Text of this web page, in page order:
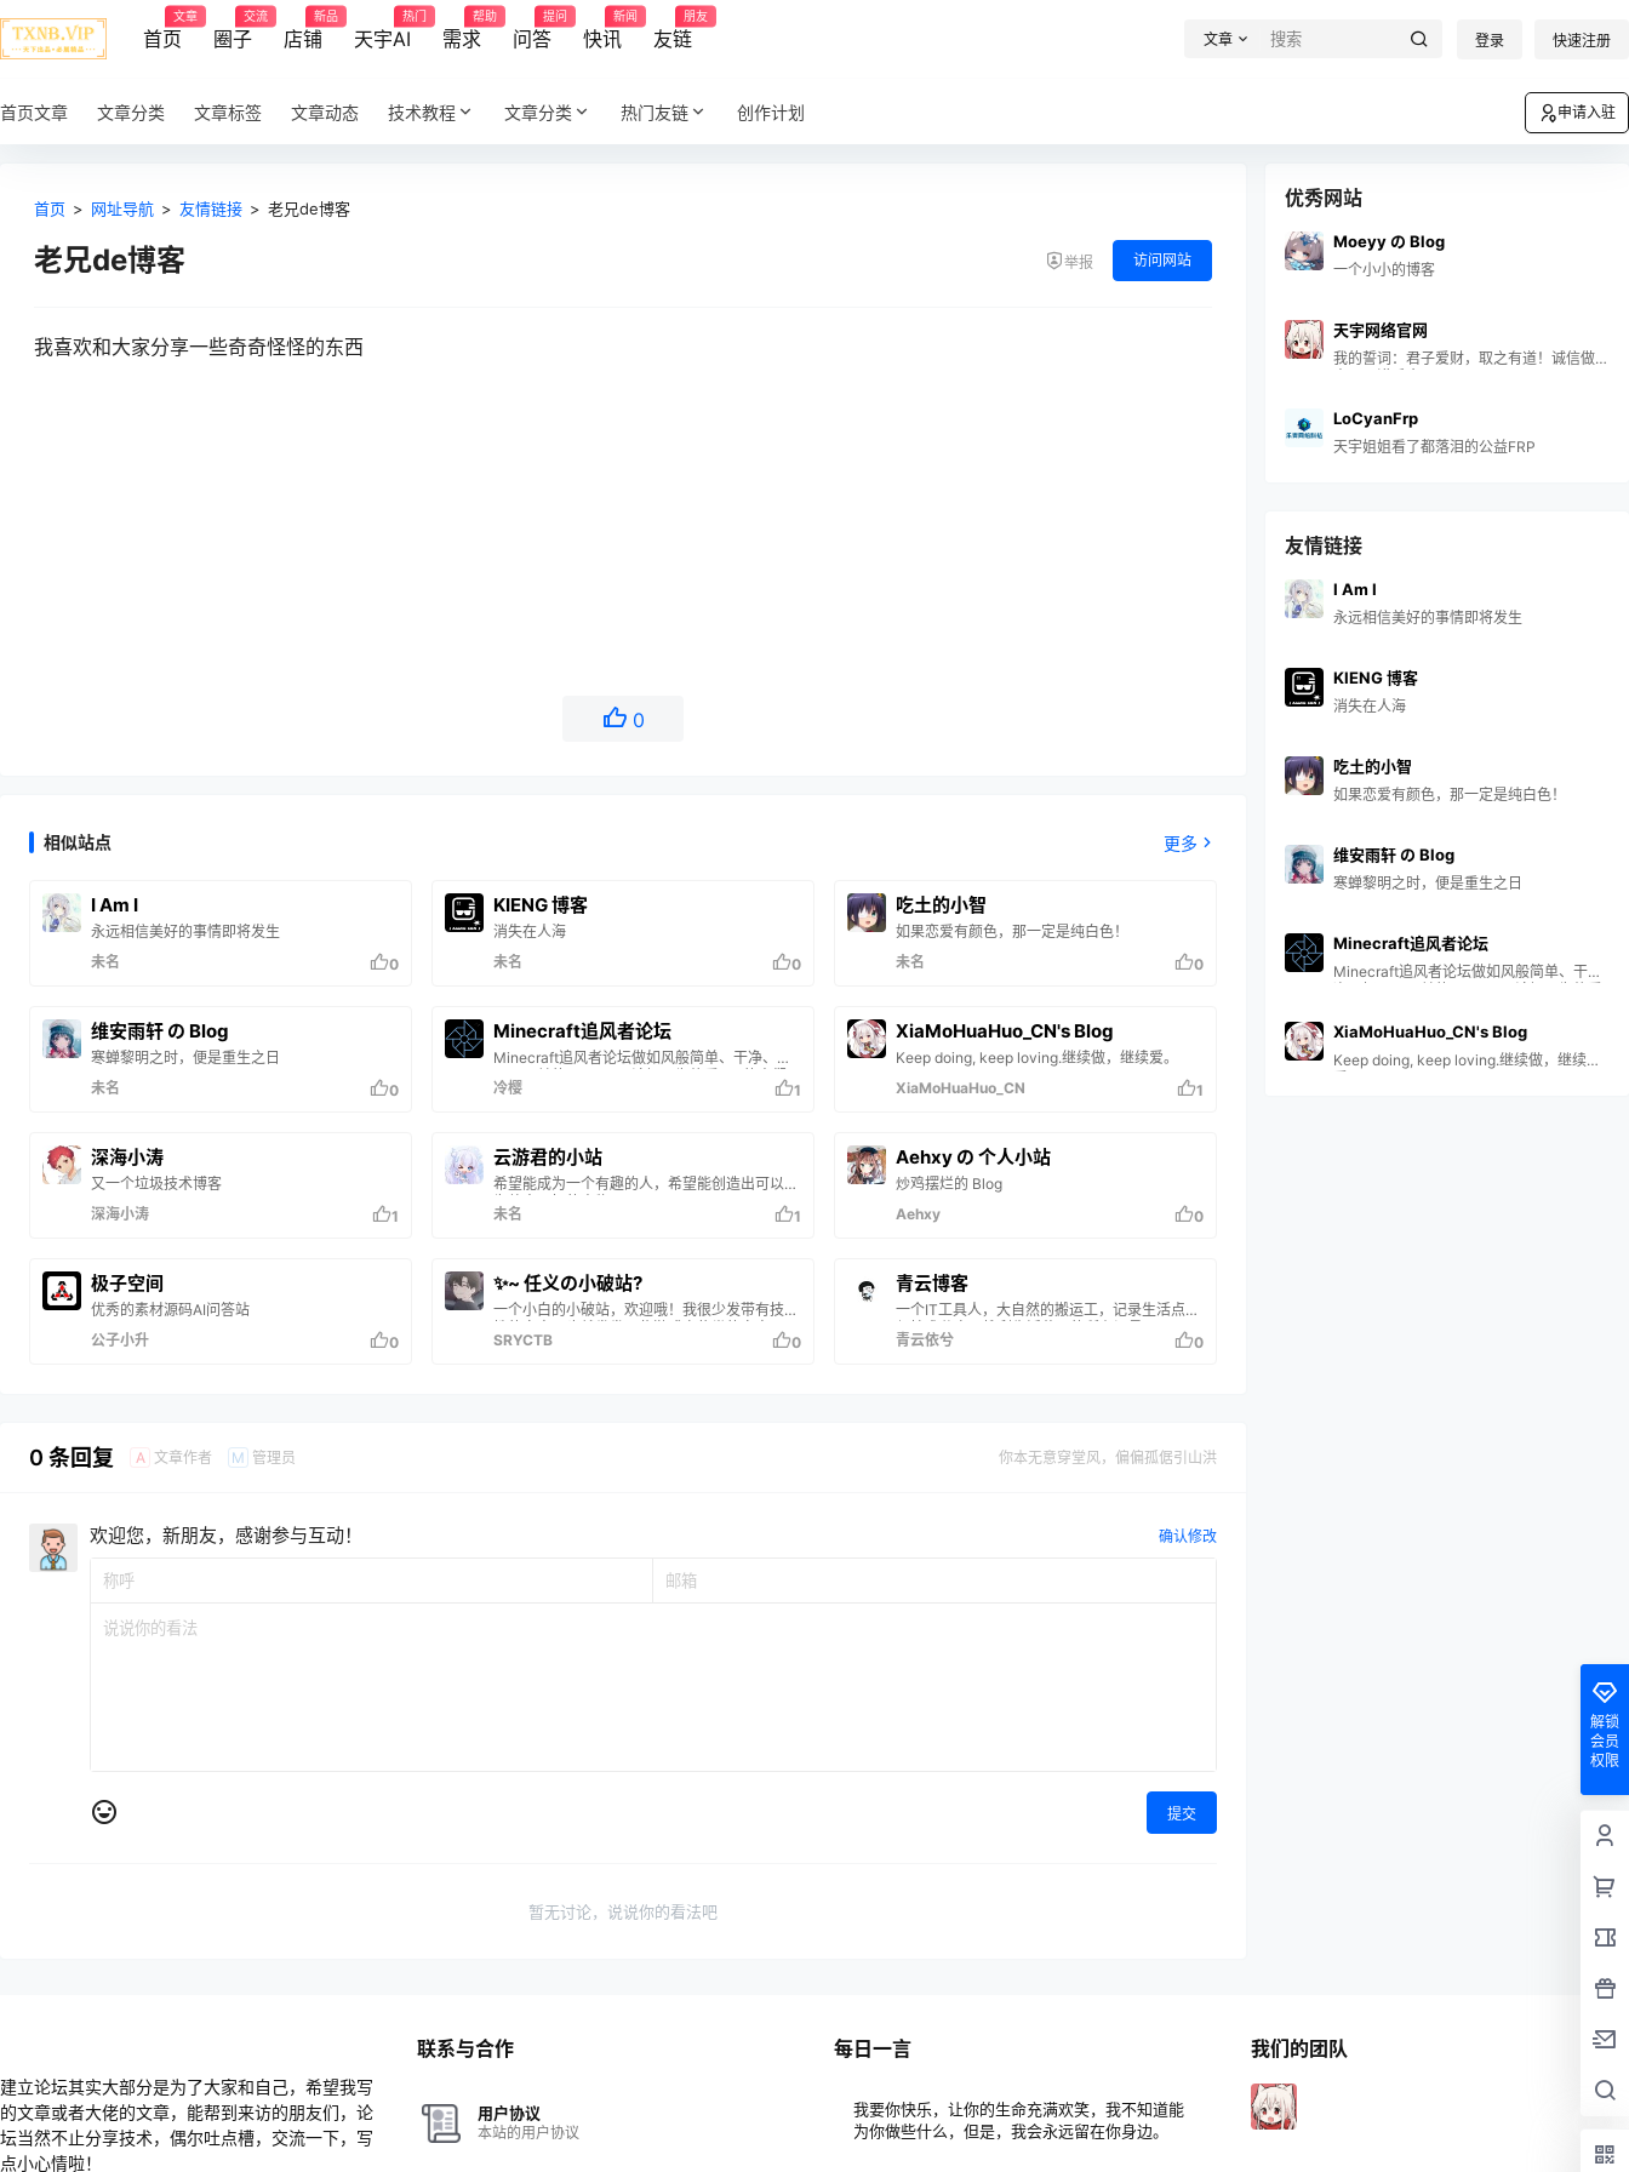
首页
文章
圈子
交流
店铺
新品
天宇AI
热门
需求
帮助
问答
提问
快讯
新闻
友链
朋友
文章 登录 快速注册
首页文章 文章分类 文章标签 文章动态 技术教程 文章分类 热门友链 创作计划 申请入驻
首页 > 网址导航 > 友情链接 > 老兄de博客
老兄de博客 举报 访问网站
我喜欢和大家分享一些奇奇怪怪的东西
0
相似站点 更多
I Am I
永远相信美好的事情即将发生
未名
0
KIENG 博客
消失在人海
未名
0
吃土的小智
如果恋爱有颜色，那一定是纯白色！
未名
0
维安雨轩 の Blog
寒蝉黎明之时，便是重生之日
未名
0
Minecraft追风者论坛
Minecraft追风者论坛做如风般简单、干净、好
用、公益的Minecraft论坛，为热爱MC的人们一
直运行下去~追风者论坛是为满足热爱沙盒游戏
行为，热爱Minecraft的人们共建了一个新的
Minecraft聊天分享站。这里没有复杂的等级制
度，没有眼花的广告，只有简单的交互逻辑提供
给需要的玩家们。提供服务…
冷樱 1
XiaMoHuaHuo_CN's Blog
Keep doing, keep loving.继续做，继续爱。
XiaMoHuaHuo_CN
1
深海小涛
又一个垃圾技术博客
深海小涛
1
云游君的小站
希望能成为一个有趣的人，希望能创造出可以成
为他人回忆的事物。
未名 1
Aehxy の 个人小站
炒鸡摆烂的 Blog
Aehxy
0
极子空间
优秀的素材源码AI问答站
公子小升
0
✨~ 任义の小破站?
一个小白的小破站，欢迎哦！我很少发带有技术
性的文章，也就发发一些游戏宣传类的文章，跟
论坛发帖差不多。但也会推荐一些软件，有用的
SRYCTB 0
青云博客
一个IT工具人，大自然的搬运工，记录生活点滴
与技术分享，搜刮生活藏下的所有温柔。
青云依兮 0
0 条回复 A 文章作者 M 管理员 你本无意穿堂风，偏偏孤倨引山洪
欢迎您，新朋友，感谢参与互动！ 确认修改
提交
暂无讨论，说说你的看法吧
优秀网站
Moeyy の Blog
一个小小的博客
天宇网络官网
我的誓词：君子爱财，取之有道！诚信做
LoCyanFrp
天宇姐姐看了都落泪的公益FRP
友情链接
I Am I
永远相信美好的事情即将发生
KIENG 博客
消失在人海
吃土的小智
如果恋爱有颜色，那一定是纯白色！
维安雨轩 の Blog
寒蝉黎明之时，便是重生之日
Minecraft追风者论坛
Minecraft追风者论坛做如风般简单、干
满足热爱沙盒游戏Minecraft的玩家们日益
增长的美好生活需要创建的，完全用爱发
电；由于不满某些论坛的某些行为，热爱
XiaMoHuaHuo_CN's Blog
Keep doing, keep loving.继续做，继续
解锁
会员
权限
建立论坛其实大部分是为了大家和自己，希望我写
的文章或者大佬的文章，能帮到来访的朋友们，论
坛当然不止分享技术，偶尔吐点槽，交流一下，写
点小心情啦！
联系与合作
用户协议
本站的用户协议
每日一言
我要你快乐，让你的生命充满欢笑，我不知道能
为你做些什么，但是，我会永远留在你身边。
我们的团队